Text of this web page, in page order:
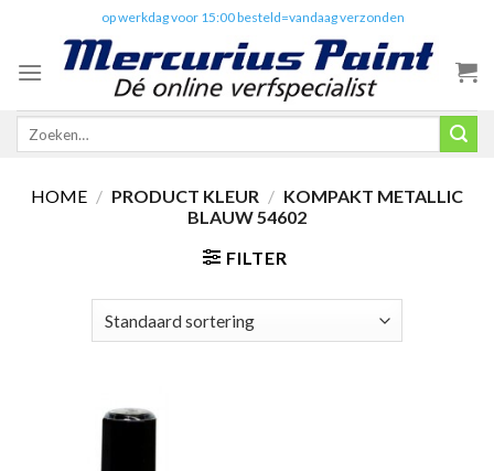
content
op werkdag voor 15:00 besteld=vandaag verzonden
Zoeken
HOME / PRODUCT KLEUR / KOMPAKT METALLIC
BLAUW 54602
FILTER